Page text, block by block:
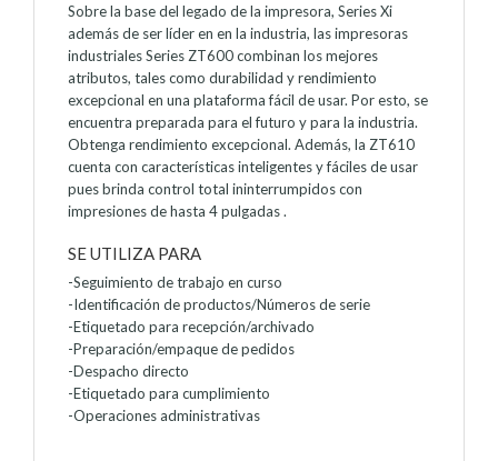
Sobre la base del legado de la impresora, Series Xi
además de ser líder en en la industria, las impresoras
industriales Series ZT600 combinan los mejores
atributos, tales como durabilidad y rendimiento
excepcional en una plataforma fácil de usar. Por esto, se
encuentra preparada para el futuro y para la industria.
Obtenga rendimiento excepcional. Además, la ZT610
cuenta con características inteligentes y fáciles de usar
pues brinda control total ininterrumpidos con
impresiones de hasta 4 pulgadas .
SE UTILIZA PARA
-Seguimiento de trabajo en curso
-Identificación de productos/Números de serie
-Etiquetado para recepción/archivado
-Preparación/empaque de pedidos
-Despacho directo
-Etiquetado para cumplimiento
-Operaciones administrativas